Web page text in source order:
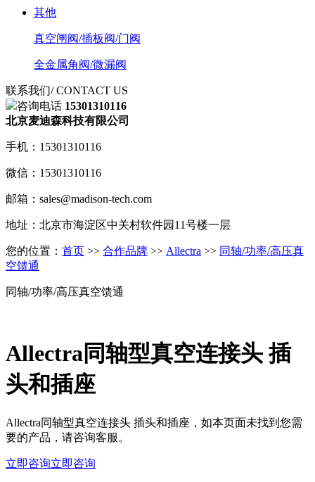
其他
真空闸阀/插板阀/门阀
全金属角阀/微漏阀
联系我们/ CONTACT US
咨询电话 15301310116
北京麦迪森科技有限公司
手机：15301310116
微信：15301310116
邮箱：sales@madison-tech.com
地址：北京市海淀区中关村软件园11号楼一层
您的位置： 首页 >> 合作品牌 >> Allectra >> 同轴/功率/高压真
空馈通
同轴/功率/高压真空馈通
Allectra同轴型真空连接头 插
头和插座
Allectra同轴型真空连接头 插头和插座，如本页面未找到您需
要的产品，请咨询客服。
立即咨询立即咨询